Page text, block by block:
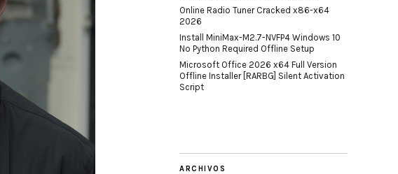
Online Radio Tuner Cracked x86-x64
2026
Install MiniMax-M2.7-NVFP4 Windows 10
No Python Required Offline Setup
Microsoft Office 2026 x64 Full Version
Offline Installer [RARBG] Silent Activation
Script
ARCHIVOS